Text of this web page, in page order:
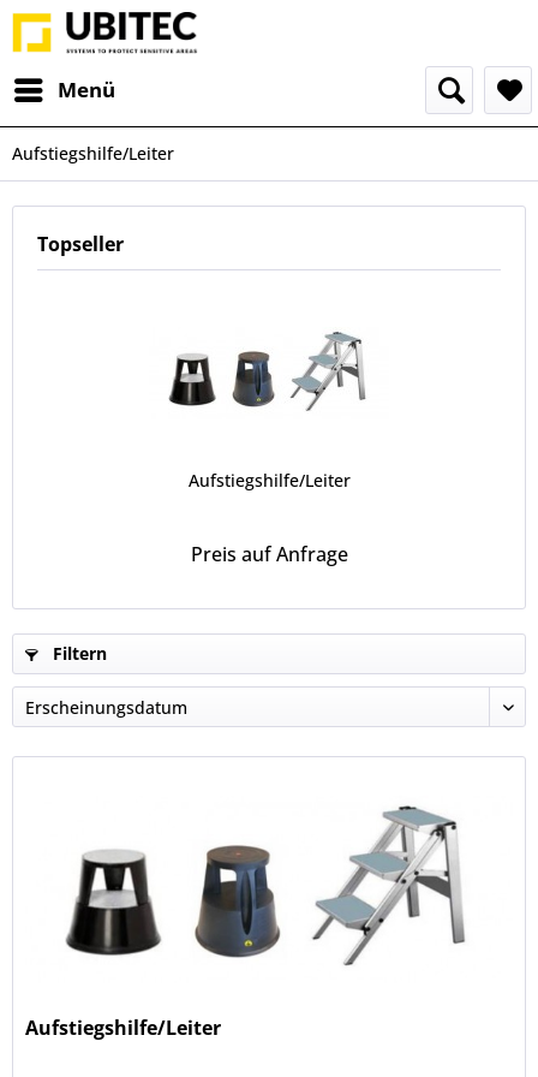
Menü
Aufstiegshilfe/Leiter
Topseller
Aufstiegshilfe/Leiter
Preis auf Anfrage
Filtern
Aufstiegshilfe/Leiter